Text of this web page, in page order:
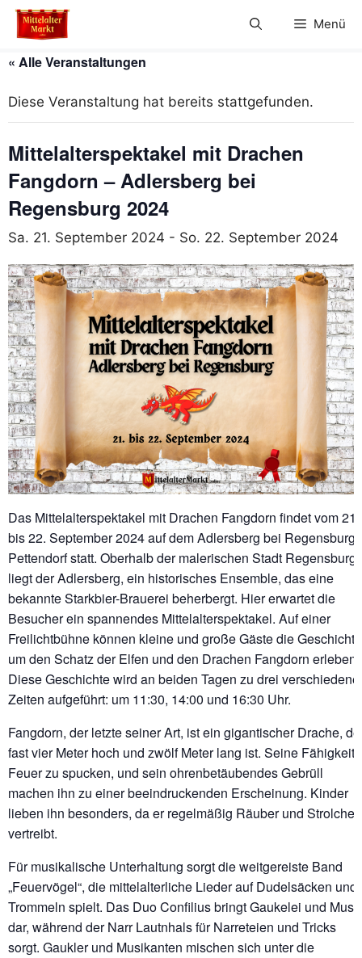
Zum
Inhalt
Menü
« Alle Veranstaltungen
Diese Veranstaltung hat bereits stattgefunden.
Mittelalterspektakel mit Drachen
Fangdorn – Adlersberg bei
Regensburg 2024
Sa. 21. September 2024 - So. 22. September 2024
Das Mittelalterspektakel mit Drachen Fangdorn findet vom 21.
bis 22. September 2024 auf dem Adlersberg bei Regensburg
Pettendorf statt. Oberhalb der malerischen Stadt Regensburg
liegt der Adlersberg, ein historisches Ensemble, das eine
bekannte Starkbier-Brauerei beherbergt. Hier erwartet die
Besucher ein spannendes Mittelalterspektakel. Auf einer
Freilichtbühne können kleine und große Gäste die Geschichte
um den Schatz der Elfen und den Drachen Fangdorn erleben.
Diese Geschichte wird an beiden Tagen zu drei
Zeiten aufgeführt: um 11:30, 14:00 und 16:30 Uhr.
Fangdorn, der letzte seiner Art, ist ein gigantischer Drache,
fast vier Meter hoch und zwölf Meter lang ist. Seine Fähigkeit,
Feuer zu spucken, und sein ohrenbetäubendes Gebrüll
machen ihn zu einer beeindruckenden Erscheinung. Kinder
lieben ihn besonders, da er regelmäßig Räuber und Strolche
vertreibt.
Für musikalische Unterhaltung sorgt die weitgereiste Band
„Feuervögel“, die mittelalterliche Lieder auf Dudelsäcken und
Trommeln spielt. Das Duo Confilius bringt Gaukelei und
dar, während der Narr Lautnhals für Narreteien und Tricks
sorgt. Gaukler und Musikanten mischen sich unter die